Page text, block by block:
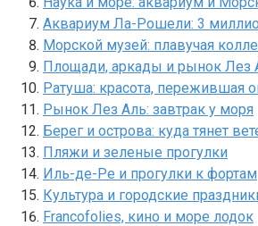
Аквариум Ла-Рошели: 3
Морской музей: плавучая
Площади, аркады и рынок Лез
Ратуша: красота, пережившая
Рынок Лез Аль: завтрак у моря
Берег и острова: куда тянет
Пляжи и зеленые прогулки
Иль-де-Ре и прогулки к фортам
Культура и городские
Francofolies, кино и море лодок